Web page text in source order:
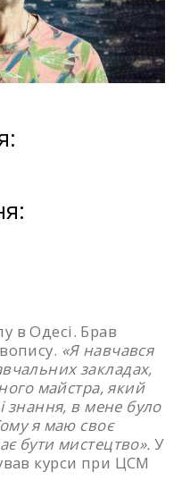
в Одесі. Брав
«Я навчався
закладах,
майстра, який
знання, в мене було
я маю своє
бути мистецтво». У
курси при ЦСМ